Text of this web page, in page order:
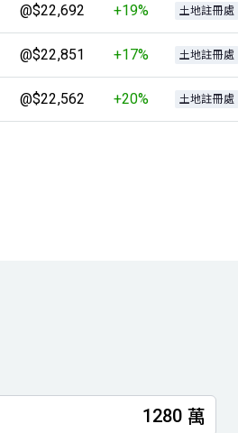
@$22,692 +19% 土地註冊處
@$22,851 +17% 土地註冊處
@$22,562 +20% 土地註冊處
萬